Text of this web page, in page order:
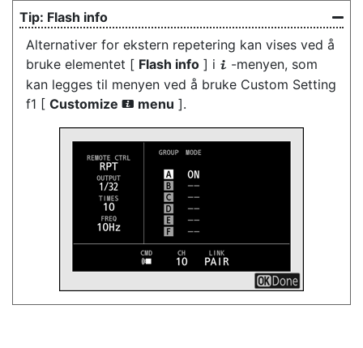
Flash info
Alternativer for ekstern repetering kan vises ved å
bruke elementet [ Flash info ] i i -menyen, som
kan legges til menyen ved å bruke Custom Setting
f1 [ Customize i menu ].